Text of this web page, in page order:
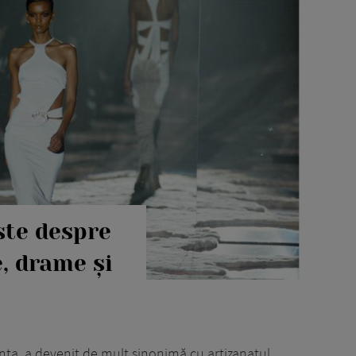
a schimbat radical cariera. În acea perioadă casa de modă Gucci avea
Ford să fie designerul colecției ready-to-wear pentru femei, el știind că
timp rolul lui a crescut. În 1992, acesta se ocupa și de colecțiile pentru
În 1994, el a devenit directorul creativ al casei de modă. Creațiile lui
pentru publicitate, campaniile sale fiind considerate chiar și în prezent
modă cu 90%, compania ieșind din situația de faliment. În 1999, după ce
însă design-ul făcut de el nu era pe placul lui Yves. Cu toate acestea,
erau la fel de provocatoare. În 2004, din cauza unor neînțelegeri
modă.
pentru bărbați, produse de înfrumusețare, ochelari de soare și accesorii,
cel care a condus și Gucci și Yves Saint Laurent. Designerul se bucură
Moore, Anne Hathaway, Johnny Depp, Ryan Gosling, Hugh Jackman,
o rochie creată de Tom Ford pentru un eveniment organizat la Palatul
Ford a fost adesea criticat de-a lungul anilor pentru viziunea sa
că imaginile din campanii sunt prea vulgare și sexiste.
despre
drame și